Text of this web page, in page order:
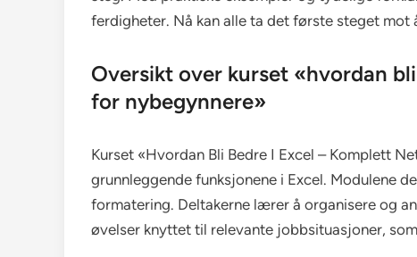
ferdigheter. Nå kan alle ta det første steget mot
Oversikt over kurset «hvordan
for nybegynnere»
Kurset «Hvordan Bli Bedre I Excel – Komplett
grunnleggende funksjonene i Excel. Modulene
formatering. Deltakerne lærer å organisere og
øvelser knyttet til relevante jobbsituasjoner,